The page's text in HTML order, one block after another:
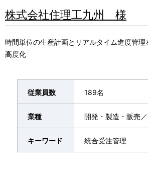
株式会社住理工九州 様
時間単位の生産計画とリアルタイム進度管
高度化
従業員数 189名
業種 開発・製造・販売
キーワード 統合受注管理